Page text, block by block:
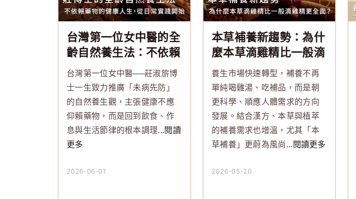
台灣第一位女中醫的全
齡自然養生法：不依賴
藥物的健康人生，從日
常實踐開始
台灣第一位女中醫──莊淑旂博
士一生致力推廣「未病先防」
的自然養生觀，主張健康不應
仰賴藥物，而是回到飲食、作
息與生活節律的根本調理...閱讀
更多
2026-06-01
本草補養新趨勢：為什
麼本草滴雞精比一般滴
雞精更全面？
養生市場快速轉型，補養不再
單純喝雞湯、吃補品，而是朝
更科學、順應人體需求的方向
發展。結合漢方、本草與植萃
的補養需求也增溫，尤其「本
草補養」更蔚為風尚...閱讀更多
2026-05-20